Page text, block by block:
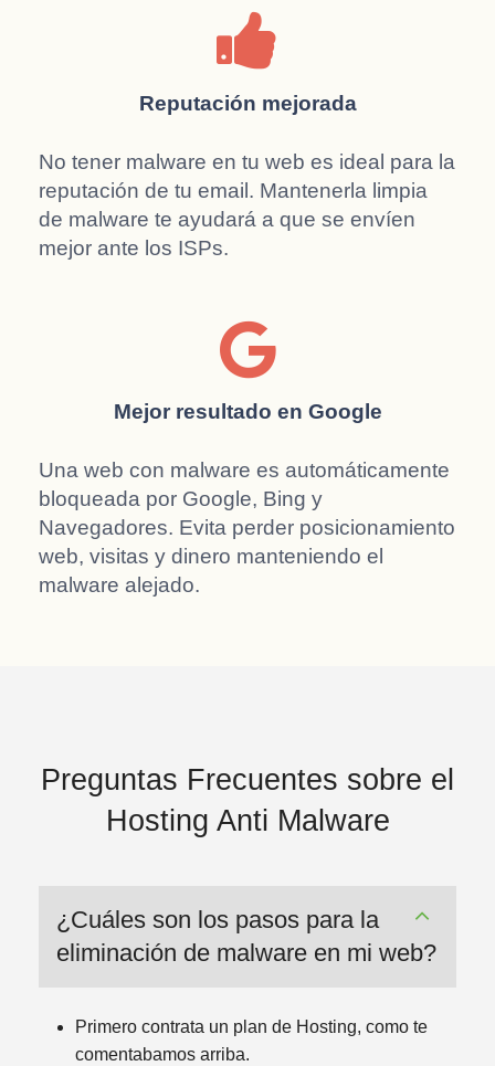
Reputación mejorada
No tener malware en tu web es ideal para la
reputación de tu email. Mantenerla limpia
de malware te ayudará a que se envíen
mejor ante los ISPs.
Mejor resultado en Google
Una web con malware es automáticamente
bloqueada por Google, Bing y
Navegadores. Evita perder posicionamiento
web, visitas y dinero manteniendo el
malware alejado.
Preguntas Frecuentes sobre el
Hosting Anti Malware
¿Cuáles son los pasos para la
eliminación de malware en mi web?
Primero contrata un plan de Hosting, como te
comentabamos arriba.